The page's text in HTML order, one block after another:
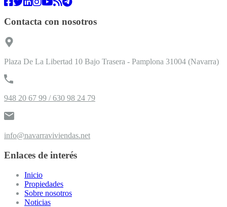
Contacta con nosotros
Plaza De La Libertad 10 Bajo Trasera - Pamplona 31004 (Navarra)
948 20 67 99 / 630 98 24 79
info@navarraviviendas.net
Enlaces de interés
Inicio
Propiedades
Sobre nosotros
Noticias